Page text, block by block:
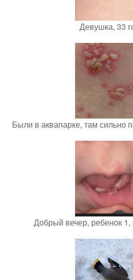
Девушка, 33
Были в аквапарке, там сильно
Добрый вечер, ребенок 1,